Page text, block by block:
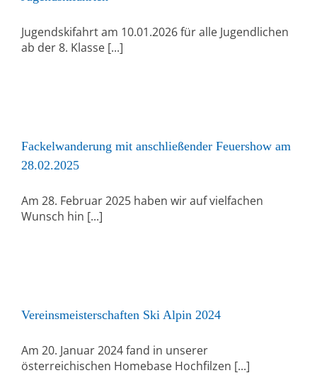
Jugendskifahrt am 10.01.2026 für alle Jugendlichen
ab der 8. Klasse [...]
Fackelwanderung mit anschließender Feuershow am
28.02.2025
Am 28. Februar 2025 haben wir auf vielfachen
Wunsch hin [...]
Vereinsmeisterschaften Ski Alpin 2024
Am 20. Januar 2024 fand in unserer
österreichischen Homebase Hochfilzen [...]